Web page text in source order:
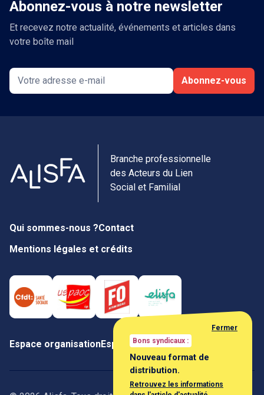
Abonnez-vous à notre newsletter
Et recevez notre actualité, événements et articles dans
votre boîte mail
Abonnez-vous
Branche professionnelle
des Acteurs du Lien
Social et Familial
Qui sommes-nous ?Contact
Mentions légales et crédits
Espace organisationEspace négociateur
Fermer
Bons syndicaux :
Nouveau format de
distribution.
Retrouvez les informations